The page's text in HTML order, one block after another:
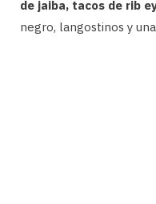
de jaiba, tacos de rib
negro, langostinos y